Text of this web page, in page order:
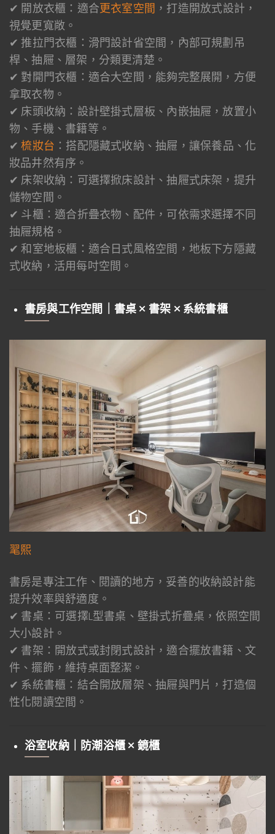
✔ 開放衣櫃：適合更衣室空間 ，打造開放式設計，
視覺更寬敞。
✔ 推拉門衣櫃：滑門設計省空間，內部可規劃吊
桿、抽屜、層架，分類更清楚。
✔ 對開門衣櫃：適合大空間，能夠完整展開，方便
拿取衣物。
✔ 床頭收納：設計壁掛式層板、內嵌抽屜，放置小
物、手機、書籍等。
✔梳妝台 ：搭配隱藏式收納、抽屜，讓保養品、化
妝品井然有序。
✔ 床架收納：可選擇掀床設計、抽屜式床架，提升
儲物空間。
✔ 斗櫃：適合折疊衣物、配件，可依需求選擇不同
抽屜規格。
✔ 和室地板櫃：適合日式風格空間，地板下方隱藏
式收納，活用每吋空間。
書房與工作空間｜書桌 × 書架 × 系統書櫃
毣熙
書房是專注工作、閱讀的地方，妥善的收納設計能
提升效率與舒適度。
✔ 書桌：可選擇L型書桌、壁掛式折疊桌，依照空間
大小設計。
✔ 書架：開放式或封閉式設計，適合擺放書籍、文
件、擺飾，維持桌面整潔。
✔ 系統書櫃：結合開放層架、抽屜與門片，打造個
性化閱讀空間。
浴室收納｜防潮浴櫃 × 鏡櫃